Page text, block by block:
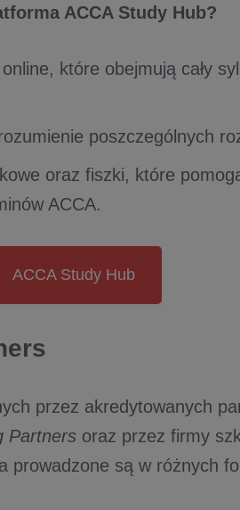
ACCA Study Hub?
które obejmują cały
poszczególnych
oraz fiszki, które
ACCA.
ACCA Study Hub
przez akredytowanych
Partners oraz przez firmy
prowadzone są w różnych